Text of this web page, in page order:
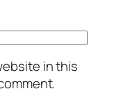
in this